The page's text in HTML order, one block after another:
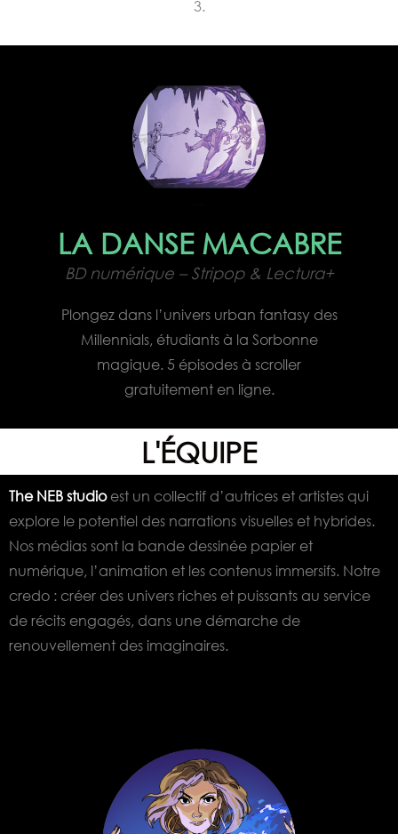
3.
LA DANSE MACABRE
BD numérique – Stripop & Lectura+
Plongez dans l’univers urban fantasy des
Millennials, étudiants à la Sorbonne
magique. 5 épisodes à scroller
gratuitement en ligne.
L'ÉQUIPE
The NEB studioest un collectif d’autrices et artistes qui
explore le potentiel des narrations visuelles et hybrides.
Nos médias sont la bande dessinée papier et
numérique, l’animation et les contenus immersifs. Notre
credo : créer des univers riches et puissants au service
de récits engagés, dans une démarche de
renouvellement des imaginaires.